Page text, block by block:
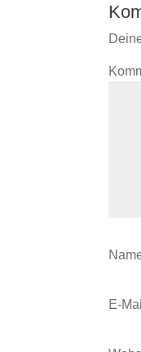
E-